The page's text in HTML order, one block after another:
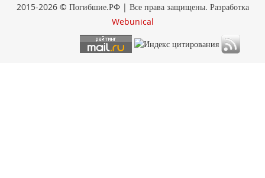
2015-2026 © Погибшие.РФ | Все права защищены. Разработка
Webunical